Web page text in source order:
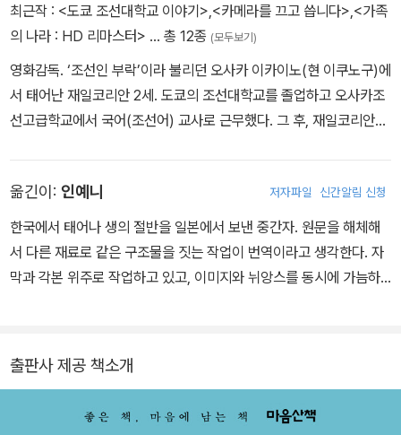
최근작 : <도쿄 조선대학교 이야기> <카메라를 끄고 씁니다> <가족
의 나라 : HD 리마스터> … 총 12종 (모두보기)
영화감독. ‘조선인 부락’이라 불리던 오사카 이카이노(현 이쿠노구)에
서 태어난 재일코리안 2세. 도쿄의 조선대학교를 졸업하고 오사카조
선고급학교에서 국어(조선어) 교사로 근무했다. 그 후, 재일코리안을
뉴스쿨대학 대학원 미디어연구과에서 석사학위를 취득하고, 2004
년 한국 국적을 얻었다. 2005년 발표한 첫 다큐멘터리영화 <디어 평
양>으로 베를린영화제 NETPAC상, 선댄스영화제 심사위원특별상
을 받았고, <굿바이, 평양>(2009)은 베를린영화제를 비롯 유수의
거를 거두기도 했다. 세 번째 가족 다큐멘터리영화 <수프와 이데올로
르 다큐멘터리영화상을 받았다. 쓴 책으로 『카메라를 끄고 씁니다』
옮긴이: 인예니 저자파일 신간알림 신청
한국에서 태어나 생의 절반을 일본에서 보낸 중간자. 원문을 해체해
서 다른 재료로 같은 구조물을 짓는 작업이 번역이라고 생각한다. 자
막과 각본 위주로 작업하고 있고, 이미지와 뉘앙스를 동시에 가늠하
출판사 제공 책소개